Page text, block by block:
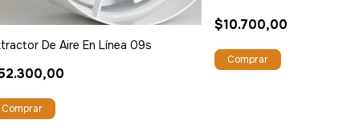
De Aire En Línea 09s
$10.700,00